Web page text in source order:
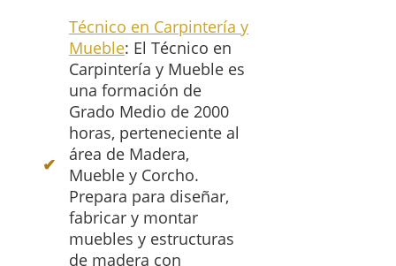
Técnico en Carpintería y
Mueble: El Técnico en
Carpintería y Mueble es
una formación de
Grado Medio de 2000
horas, perteneciente al
área de Madera,
Mueble y Corcho.
Prepara para diseñar,
fabricar y montar
muebles y estructuras
de madera con